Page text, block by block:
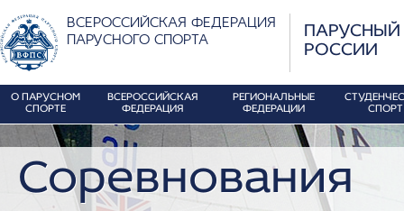
ВСЕРОССИЙСКАЯ ФЕДЕРАЦИЯ
ПАРУСНОГО СПОРТА
ПАРУСНЫЙ
РОССИИ
О ПАРУСНОМ
СПОРТЕ
ВСЕРОССИЙСКАЯ
ФЕДЕРАЦИЯ
РЕГИОНАЛЬНЫЕ
ФЕДЕРАЦИИ
СПОРТ
Соревнования